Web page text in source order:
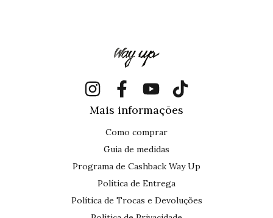
Mais informações
Como comprar
Guia de medidas
Programa de Cashback Way Up
Política de Entrega
Política de Trocas e Devoluções